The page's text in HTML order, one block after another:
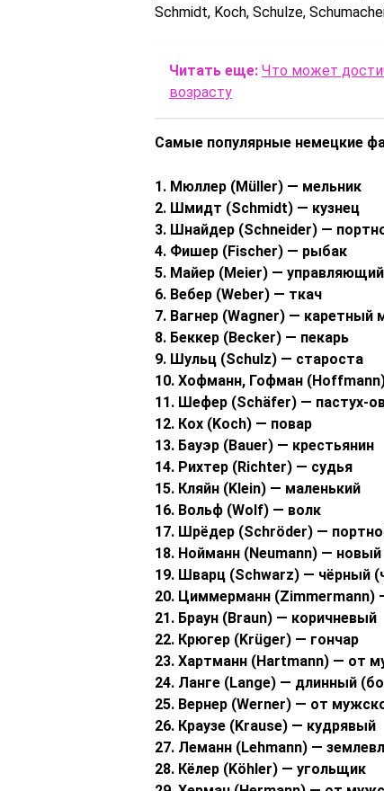
Schmidt, Koch, Schulze,
Читать еще: Что может
возрасту
Самые популярные немецкие
1. Мюллер (Müller) — мельник
2. Шмидт (Schmidt) — кузнец
3. Шнайдер (Schneider) —
4. Фишер (Fischer) — рыбак
5. Майер (Meier) —
6. Вебер (Weber) — ткач
7. Вагнер (Wagner) — каретный
8. Беккер (Becker) — пекарь
9. Шульц (Schulz) — староста
10. Хофманн, Гофман
11. Шефер (Schäfer) — пастух-
12. Кох (Koch) — повар
13. Бауэр (Bauer) — крестьянин
14. Рихтер (Richter) — судья
15. Кляйн (Klein) — маленький
16. Вольф (Wolf) — волк
17. Шрёдер (Schröder) —
18. Нойманн (Neumann) — новый
19. Шварц (Schwarz) — чёрный
20. Циммерманн (Zimmermann)
21. Браун (Braun) — коричневый
22. Крюгер (Krüger) — гончар
23. Хартманн (Hartmann) — от
24. Ланге (Lange) — длинный
25. Вернер (Werner) — от
26. Краузе (Krause) — кудрявый
27. Леманн (Lehmann) —
28. Кёлер (Köhler) — угольщик